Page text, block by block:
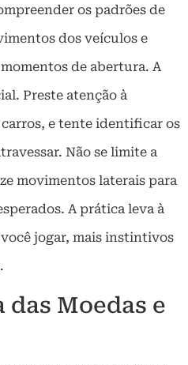
os padrões de
dos veículos e
de abertura. A
Preste atenção à
e tente identificar os
Não se limite a
movimentos laterais para
A prática leva à
jogar, mais instintivos
Moedas e